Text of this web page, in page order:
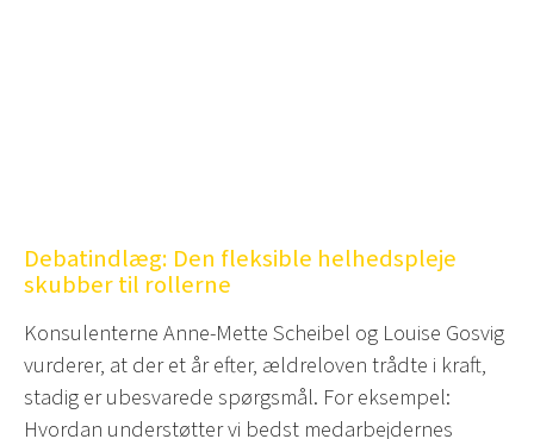
Debatindlæg: Den fleksible helhedspleje
skubber til rollerne
Konsulenterne Anne-Mette Scheibel og Louise Gosvig
vurderer, at der et år efter, ældreloven trådte i kraft,
stadig er ubesvarede spørgsmål. For eksempel:
Hvordan understøtter vi bedst medarbejdernes